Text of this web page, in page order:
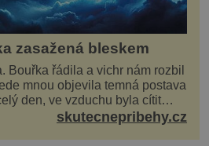
zasažená bleskem
Bouřka řádila a vichr nám rozbil
mnou objevila temná postava
den, ve vzduchu byla cítit
domem se opřel ví...
skutecnepribehy.cz